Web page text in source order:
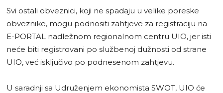
Svi ostali obveznici, koji ne spadaju u velike poreske
obveznike, mogu podnositi zahtjeve za registraciju na
E-PORTAL nadležnom regionalnom centru UIO, jer isti
neće biti registrovani po službenoj dužnosti od strane
UIO, već isključivo po podnesenom zahtjevu.
U saradnji sa Udruženjem ekonomista SWOT, UIO će